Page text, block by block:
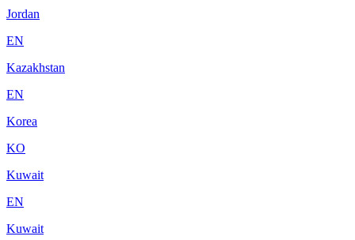
Jordan
EN
Kazakhstan
EN
Korea
KO
Kuwait
EN
Kuwait